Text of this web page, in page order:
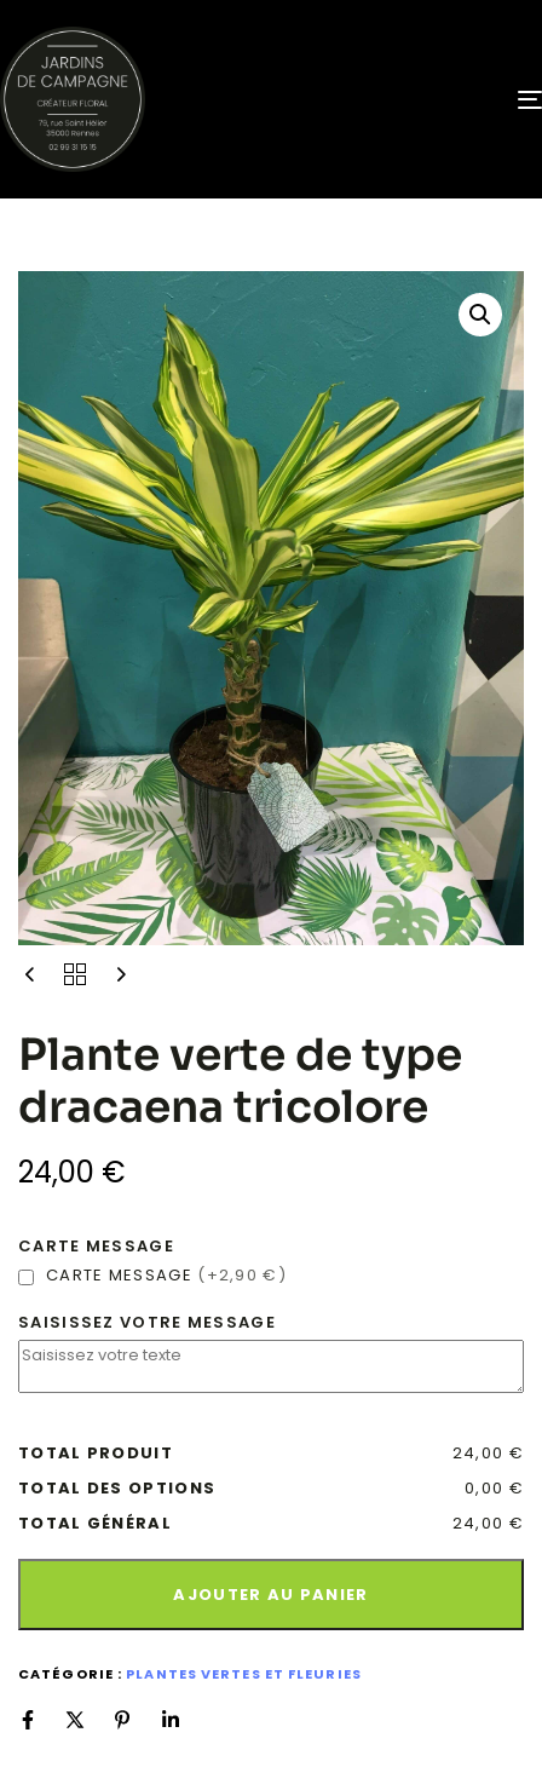
​Plante verte de type
dracaena tricolore
24,00 €
CARTE MESSAGE
CARTE MESSAGE (+2,90 €)
SAISISSEZ VOTRE MESSAGE
TOTAL PRODUIT
24,00 €
TOTAL DES OPTIONS
0,00 €
TOTAL GÉNÉRAL
24,00 €
AJOUTER AU PANIER
CATÉGORIE : PLANTES VERTES ET FLEURIES